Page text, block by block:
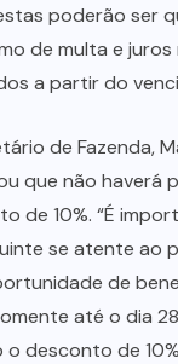
poderão ser
de multa e
a partir do
de Fazenda,
que não haverá
de 10%. “É
se atente ao
de
até o dia
o desconto de